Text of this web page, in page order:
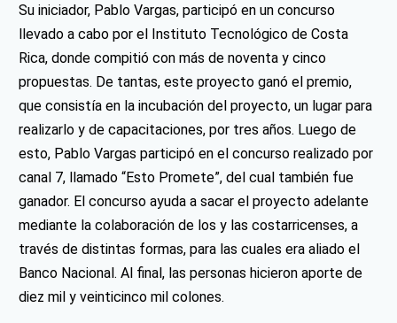
Su iniciador, Pablo Vargas, participó en un concurso
llevado a cabo por el Instituto Tecnológico de Costa
Rica, donde compitió con más de noventa y cinco
propuestas. De tantas, este proyecto ganó el premio,
que consistía en la incubación del proyecto, un lugar para
realizarlo y de capacitaciones, por tres años. Luego de
esto, Pablo Vargas participó en el concurso realizado por
canal 7, llamado “Esto Promete”, del cual también fue
ganador. El concurso ayuda a sacar el proyecto adelante
mediante la colaboración de los y las costarricenses, a
través de distintas formas, para las cuales era aliado el
Banco Nacional. Al final, las personas hicieron aporte de
diez mil y veinticinco mil colones.